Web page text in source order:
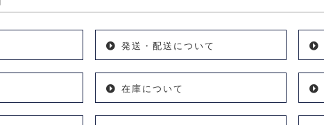
発送・配送について
在庫について